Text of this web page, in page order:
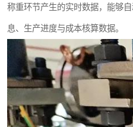
称重环节产生的实时数据，能够
息、生产进度与成本核算数据。